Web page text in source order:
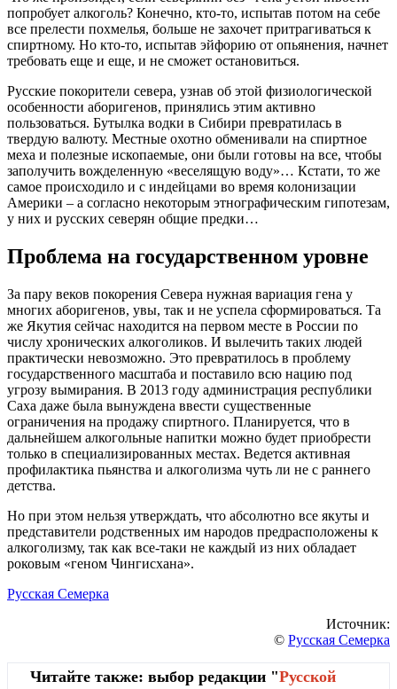
попробует алкоголь? Конечно, кто-то, испытав потом на себе
все прелести похмелья, больше не захочет притрагиваться к
спиртному. Но кто-то, испытав эйфорию от опьянения, начнет
требовать еще и еще, и не сможет остановиться.
Русские покорители севера, узнав об этой физиологической
особенности аборигенов, принялись этим активно
пользоваться. Бутылка водки в Сибири превратилась в
твердую валюту. Местные охотно обменивали на спиртное
меха и полезные ископаемые, они были готовы на все, чтобы
заполучить вожделенную «веселящую воду»… Кстати, то же
самое происходило и с индейцами во время колонизации
Америки – а согласно некоторым этнографическим гипотезам,
у них и русских северян общие предки…
Проблема на государственном уровне
За пару веков покорения Севера нужная вариация гена у
многих аборигенов, увы, так и не успела сформироваться. Та
же Якутия сейчас находится на первом месте в России по
числу хронических алкоголиков. И вылечить таких людей
практически невозможно. Это превратилось в проблему
государственного масштаба и поставило всю нацию под
угрозу вымирания. В 2013 году администрация республики
Саха даже была вынуждена ввести существенные
ограничения на продажу спиртного. Планируется, что в
дальнейшем алкогольные напитки можно будет приобрести
только в специализированных местах. Ведется активная
профилактика пьянства и алкоголизма чуть ли не с раннего
детства.
Но при этом нельзя утверждать, что абсолютно все якуты и
представители родственных им народов предрасположены к
алкоголизму, так как все-таки не каждый из них обладает
роковым «геном Чингисхана».
Русская Семерка
Источник:
© Русская Семерка
Читайте также: выбор редакции "Русской